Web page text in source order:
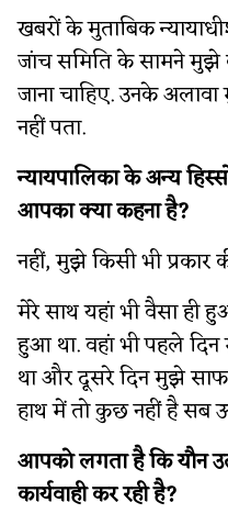
खबरों के मुताबिक
जांच समिति के सामने मुझे
जाना चाहिए. उनके
नहीं पता.
न्यायपालिका के अन्य
आपका क्या कहना है?
नहीं, मुझे किसी भी प्रकार
मेरे साथ यहां भी वैसा ही
हुआ था. वहां भी पहले
था और दूसरे दिन मुझे
हाथ में तो कुछ नहीं है सब
आपको लगता है कि यौन
कार्यवाही कर रही है?